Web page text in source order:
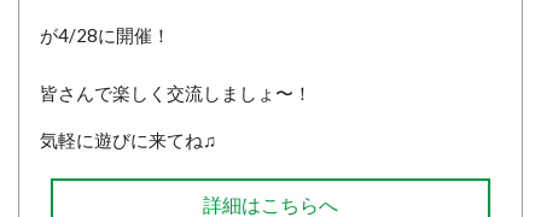
が4/28に開催！
皆さんで楽しく交流しましょ〜！
気軽に遊びに来てね♫
詳細はこちらへ